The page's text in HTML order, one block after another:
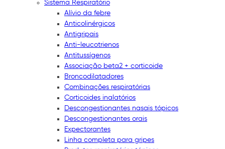
Sistema Respiratório
Alívio da febre
Anticolinérgicos
Antigripais
Anti-leucotrienos
Antitussígenos
Associação beta2 + corticoide
Broncodilatadores
Combinações respiratórias
Corticoides inalatórios
Descongestionantes nasais tópicos
Descongestionantes orais
Expectorantes
Linha completa para gripes